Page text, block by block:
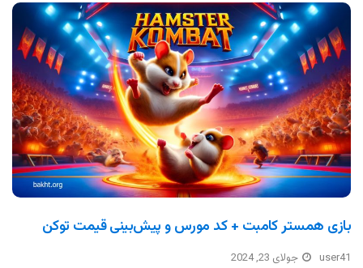
بازی همستر کامبت + کد مورس و پیش‌بینی قیمت توکن
user41 جولای 23, 2024